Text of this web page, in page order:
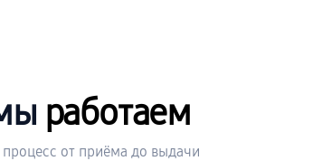
работаем
от приёма до выдачи